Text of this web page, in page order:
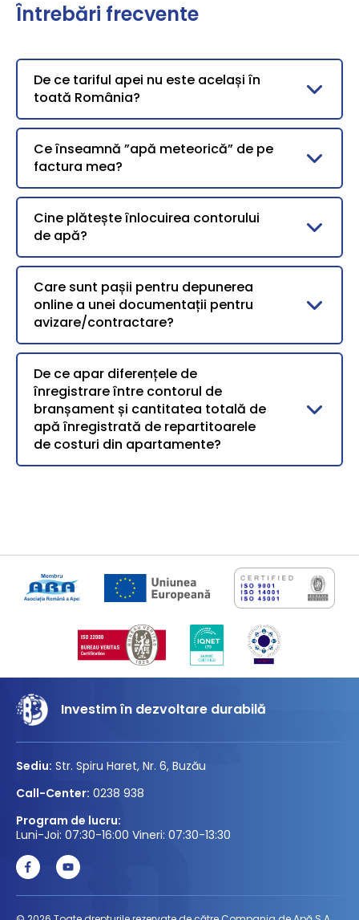
Întrebări frecvente
De ce tariful apei nu este același în
toată România?
Ce înseamnă ”apă meteorică” de pe
factura mea?
Cine plătește înlocuirea contorului
de apă?
Care sunt pașii pentru depunerea
online a unei documentații pentru
avizare/contractare?
De ce apar diferențele de
înregistrare între contorul de
branșament și cantitatea totală de
apă înregistrată de repartitoarele
de costuri din apartamente?
Investim în dezvoltare durabilă
Sediu: Str. Spiru Haret, Nr. 6, Buzău
Call-Center: 0238 938
Program de lucru:
Luni-Joi: 07:30-16:00 Vineri: 07:30-13:30